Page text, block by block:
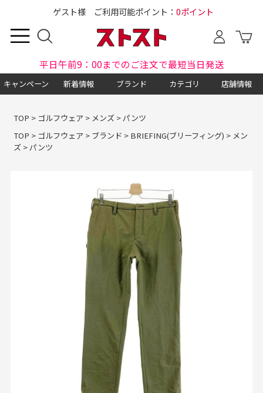
ゲスト様 ご利用可能ポイント： 0ポイント
平日午前9：00までのご注文で最短当日発送
キャンペーン 新着情報 ブランド カテゴリ 店舗情報
TOP > ゴルフウェア > メンズ>パンツ
TOP > ゴルフウェア > ブランド > BRIEFING(ブリーフィング) > メン
ズ>パンツ